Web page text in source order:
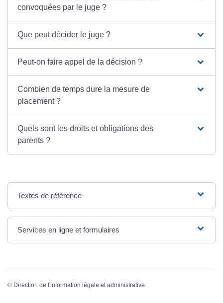
convoquées par le juge ?
Que peut décider le juge ?
Peut-on faire appel de la décision ?
Combien de temps dure la mesure de
placement ?
Quels sont les droits et obligations des
parents ?
Textes de référence
Services en ligne et formulaires
© Direction de l'information légale et administrative